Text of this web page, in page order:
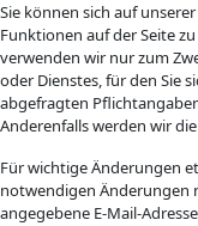
Sie können sich auf
Funktionen auf der Seite
verwenden wir nur zum
oder Dienstes, für den Sie
abgefragten
Anderenfalls werden wir
Für wichtige Änderungen
notwendigen Änderungen
angegebene E-Mail-